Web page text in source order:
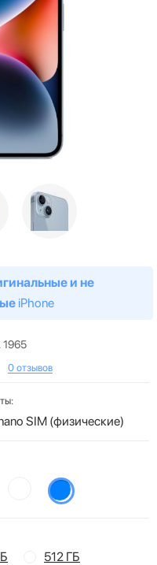
и не
iPhone
1965
0 отзывов
SIM (физические)
512 ГБ